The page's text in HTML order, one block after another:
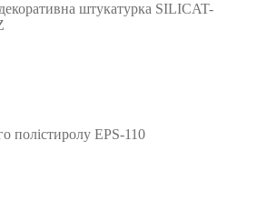
штукатурка SILICAT-
полістиролу EPS-110